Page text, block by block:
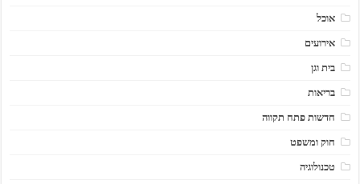
אוכל
אירועים
בית וגן
בריאות
חדשות פתח תקווה
חוק ומשפט
טכנולוגיה